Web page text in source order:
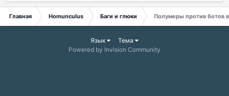
Главная Homunculus Баги и глюки Полумеры против ботов
Язык
Тема
Powered by Invision Community